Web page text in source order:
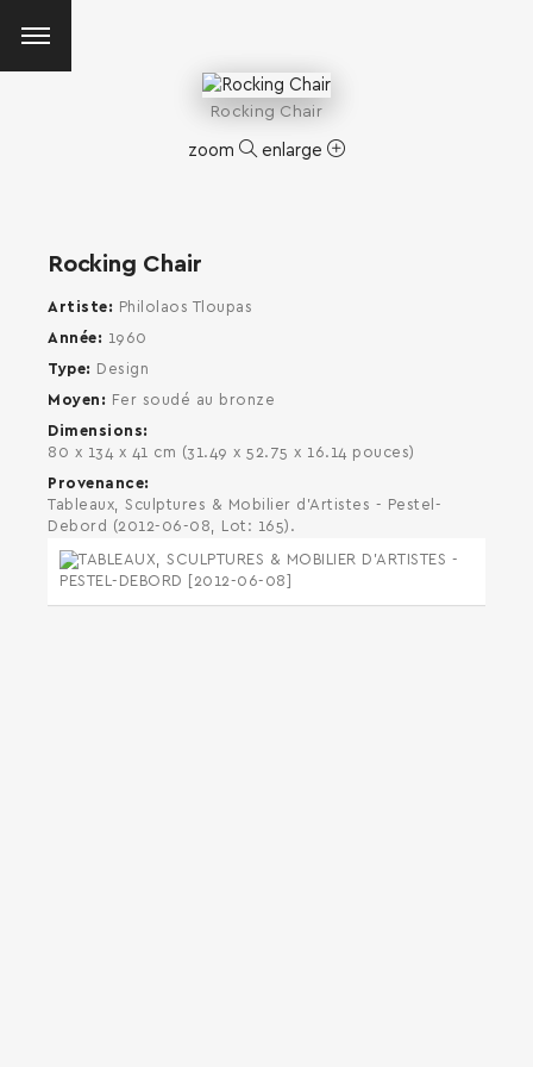
SEARCH AND PRESS ENTER
Rocking Chair
zoom enlarge
Rocking Chair
Artiste
Philolaos Tloupas
Année
1960
Type
Design
Moyen
Fer soudé au bronze
Dimensions
80 x 134 x 41 cm (31.49 x 52.75 x 16.14 pouces)
Provenance
Tableaux, Sculptures & Mobilier d'Artistes - Pestel-
Debord (2012-06-08, Lot: 165).